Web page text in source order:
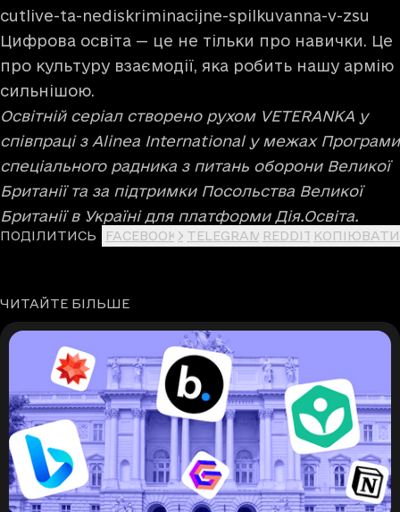
cutlive-ta-nediskriminacijne-spilkuvanna-v-zsu
Цифрова освіта — це не тільки про навички. Це
про культуру взаємодії, яка робить нашу армію
сильнішою.
Освітній серіал створено рухом VETERANKA у
співпраці з Alinea International у межах Програми
спеціального радника з питань оборони Великої
Британії та за підтримки Посольства Великої
Британії в Україні для платформи Дія.Освіта.
ПОДІЛИТИСЬ FACEBOOK X TELEGRAM REDDIT КОПІЮВАТИ
ЧИТАЙТЕ БІЛЬШЕ